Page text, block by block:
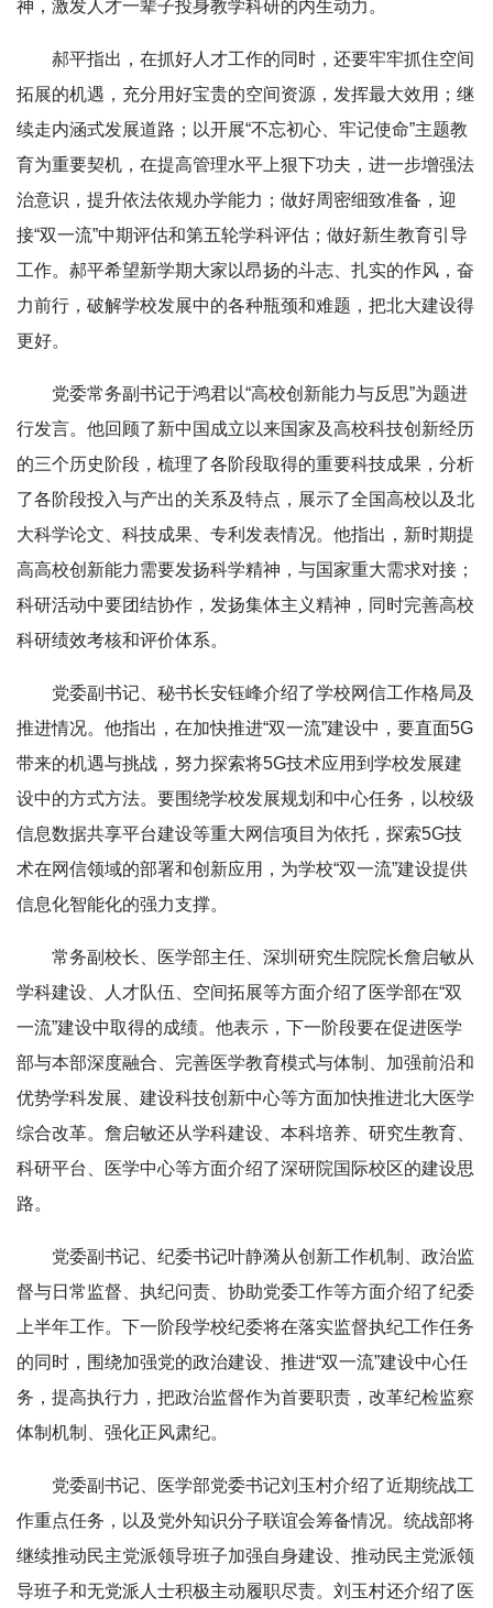
神，激发人才一辈子投身教学科研的内生动力。
郝平指出，在抓好人才工作的同时，还要牢牢抓住空间
拓展的机遇，充分用好宝贵的空间资源，发挥最大效用；继
续走内涵式发展道路；以开展“不忘初心、牢记使命”主题教
育为重要契机，在提高管理水平上狠下功夫，进一步增强法
治意识，提升依法依规办学能力；做好周密细致准备，迎
接“双一流”中期评估和第五轮学科评估；做好新生教育引导
工作。郝平希望新学期大家以昂扬的斗志、扎实的作风，奋
力前行，破解学校发展中的各种瓶颈和难题，把北大建设得
更好。
党委常务副书记于鸿君以“高校创新能力与反思”为题进
行发言。他回顾了新中国成立以来国家及高校科技创新经历
的三个历史阶段，梳理了各阶段取得的重要科技成果，分析
了各阶段投入与产出的关系及特点，展示了全国高校以及北
大科学论文、科技成果、专利发表情况。他指出，新时期提
高高校创新能力需要发扬科学精神，与国家重大需求对接；
科研活动中要团结协作，发扬集体主义精神，同时完善高校
科研绩效考核和评价体系。
党委副书记、秘书长安钰峰介绍了学校网信工作格局及
推进情况。他指出，在加快推进“双一流”建设中，要直面5G
带来的机遇与挑战，努力探索将5G技术应用到学校发展建
设中的方式方法。要围绕学校发展规划和中心任务，以校级
信息数据共享平台建设等重大网信项目为依托，探索5G技
术在网信领域的部署和创新应用，为学校“双一流”建设提供
信息化智能化的强力支撑。
常务副校长、医学部主任、深圳研究生院院长詹启敏从
学科建设、人才队伍、空间拓展等方面介绍了医学部在“双
一流”建设中取得的成绩。他表示，下一阶段要在促进医学
部与本部深度融合、完善医学教育模式与体制、加强前沿和
优势学科发展、建设科技创新中心等方面加快推进北大医学
综合改革。詹启敏还从学科建设、本科培养、研究生教育、
科研平台、医学中心等方面介绍了深研院国际校区的建设思
路。
党委副书记、纪委书记叶静漪从创新工作机制、政治监
督与日常监督、执纪问责、协助党委工作等方面介绍了纪委
上半年工作。下一阶段学校纪委将在落实监督执纪工作任务
的同时，围绕加强党的政治建设、推进“双一流”建设中心任
务，提高执行力，把政治监督作为首要职责，改革纪检监察
体制机制、强化正风肃纪。
党委副书记、医学部党委书记刘玉村介绍了近期统战工
作重点任务，以及党外知识分子联谊会筹备情况。统战部将
继续推动民主党派领导班子加强自身建设、推动民主党派领
导班子和无党派人士积极主动履职尽责。刘玉村还介绍了医